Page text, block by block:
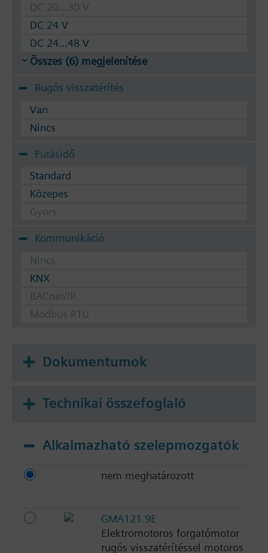
DC 20...30 V
DC 24 V
DC 24...48 V
Összes (6) megjelenítése
Rugós visszatérítés
Van
Nincs
Futásidő
Standard
Közepes
Gyors
Kommunikáció
Nincs
KNX
BACnet/IP
Modbus RTU
Dokumentumok
Technikai összefoglaló
Alkalmazható szelepmozgatók
nem meghatározott
GMA121.9E
Elektromotoros forgatómotor
rugós visszatérítéssel motoros